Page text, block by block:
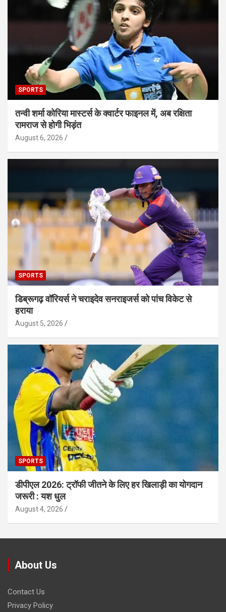
SPORTS
तन्वी शर्मा कोरिया मास्टर्स के क्वार्टर फाइनल में, अब रक्षिता
रामराज से होगी भिड़ंत
August 6, 2026
SPORTS
डिब्रूगढ़ वॉरियर्स ने चराइदेव सनराइजर्स को पांच विकेट से
हराया
August 5, 2026
SPORTS
डीपीएल 2026: ट्रॉफी जीतने के लिए हर खिलाड़ी का योगदान
जरूरी : यश धुल
August 4, 2026
About Us
Contact Us
Privacy Policy